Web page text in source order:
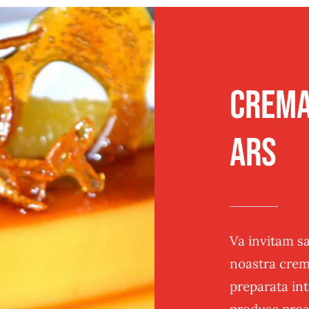
Traditional
Post
ars
Va invitam
noastra
preparata